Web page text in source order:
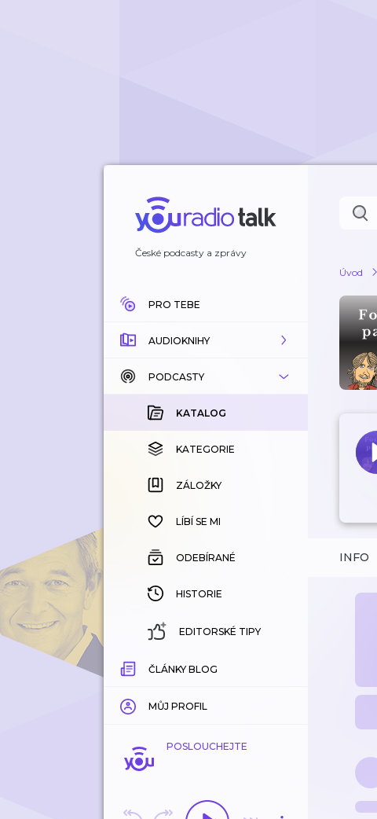
České podcasty a zprávy
PRO TEBE
AUDIOKNIHY
KATALOG
KOUPENÉ
KATEGORIE
ZÁLOŽKY
HISTORIE
PODCASTY
KATALOG
KATEGORIE
ZÁLOŽKY
LÍBÍ SE MI
ODEBÍRANÉ
HISTORIE
EDITORSKÉ TIPY
ČLÁNKY BLOG
MŮJ PROFIL
POSLOUCHEJTE
Úvod
INFO